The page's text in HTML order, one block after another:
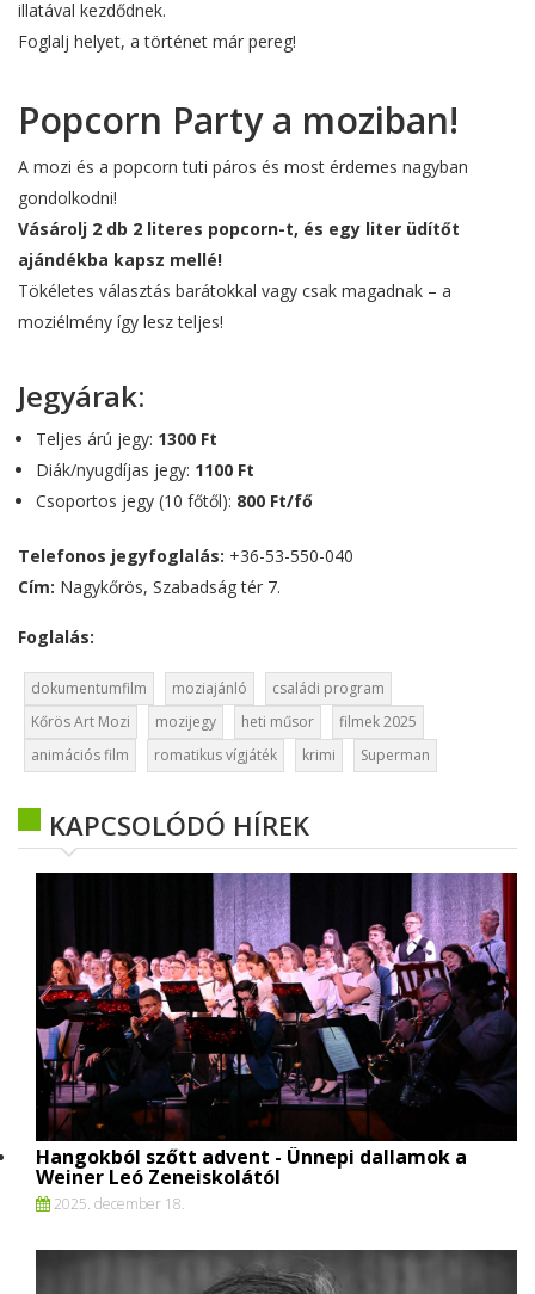
illatával kezdődnek.
Foglalj helyet, a történet már pereg!
Popcorn Party a moziban!
A mozi és a popcorn tuti páros és most érdemes nagyban
gondolkodni!
Vásárolj 2 db 2 literes popcorn-t, és egy liter üdítőt
ajándékba kapsz mellé!
Tökéletes választás barátokkal vagy csak magadnak – a
moziélmény így lesz teljes!
Jegyárak:
Teljes árú jegy: 1300 Ft
Diák/nyugdíjas jegy: 1100 Ft
Csoportos jegy (10 főtől): 800 Ft/fő
Telefonos jegyfoglalás: +36-53-550-040
Cím: Nagykőrös, Szabadság tér 7.
Foglalás:
dokumentumfilm moziajánló
családi program
Kőrös Art Mozi
mozijegy heti műsor
filmek 2025
animációs film
romatikus vígjáték krimi Superman
KAPCSOLÓDÓ HÍREK
Hangokból szőtt advent - Ünnepi dallamok a
Weiner Leó Zeneiskolától
2025. december 18.